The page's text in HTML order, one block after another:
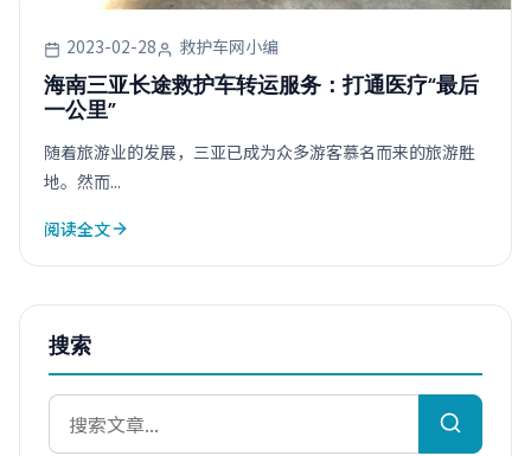
2023-02-28 救护车网小编
海南三亚长途救护车转运服务：打通医疗“最后
一公里”
随着旅游业的发展，三亚已成为众多游客慕名而来的旅游胜
地。然而...
阅读全文
搜索